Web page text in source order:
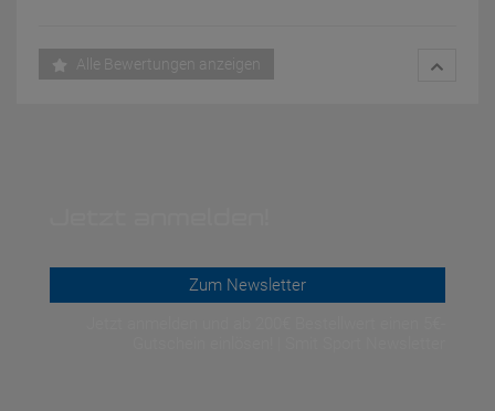
Alle Bewertungen anzeigen
Zum Newsletter